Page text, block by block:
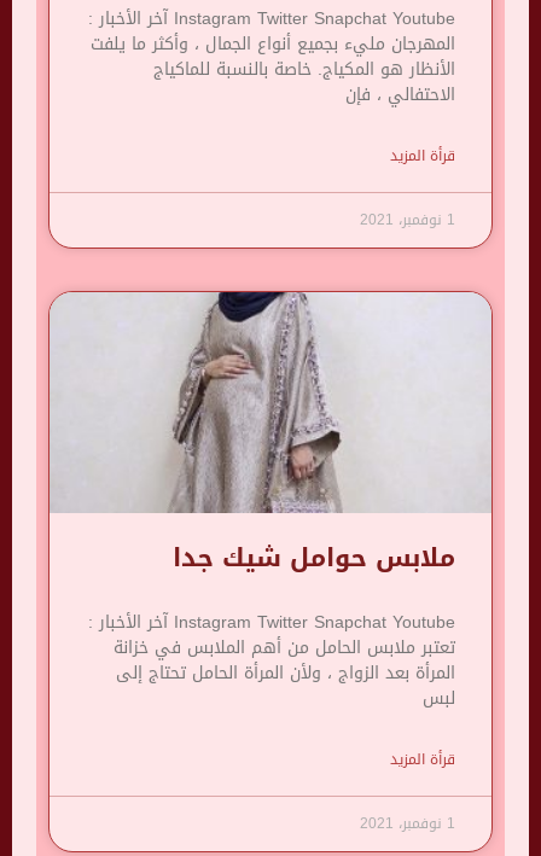
Instagram Twitter Snapchat Youtube آخر الأخبار :
المهرجان مليء بجميع أنواع الجمال ، وأكثر ما يلفت
الأنظار هو المكياج. خاصة بالنسبة للماكياج
الاحتفالي ، فإن
قرأة المزيد
1 نوفمبر، 2021
ملابس حوامل شيك جدا
Instagram Twitter Snapchat Youtube آخر الأخبار :
تعتبر ملابس الحامل من أهم الملابس في خزانة
المرأة بعد الزواج ، ولأن المرأة الحامل تحتاج إلى
لبس
قرأة المزيد
1 نوفمبر، 2021